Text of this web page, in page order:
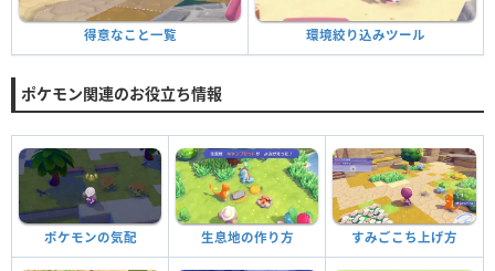
得意なこと一覧 環境絞り込みツール
ポケモン関連のお役立ち情報
ポケモンの気配 生息地の作り方 すみごこち上げ方